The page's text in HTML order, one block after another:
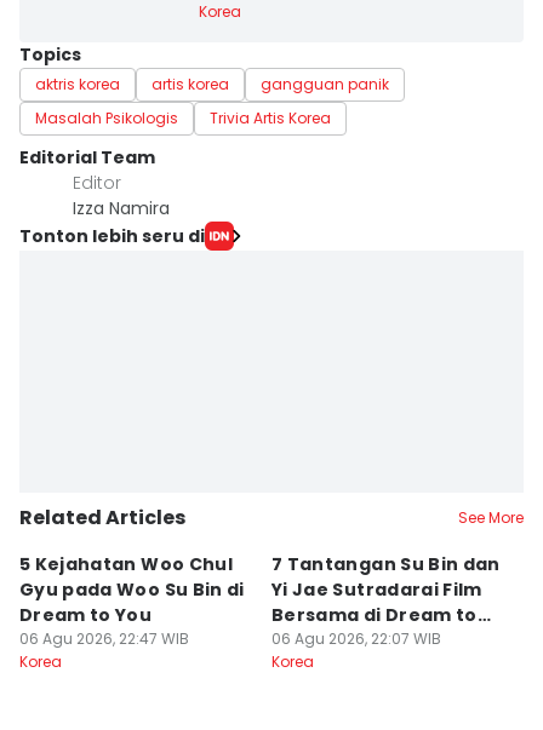
Korea
Topics
aktris korea artis korea
gangguan panik
Masalah Psikologis
Trivia Artis Korea
Editorial Team
Editor
Izza Namira
Tonton lebih seru di
Related Articles See More
5 Kejahatan Woo Chul
Gyu pada Woo Su Bin di
Dream to You
06 Agu 2026, 22:47 WIB
Korea
7 Tantangan Su Bin dan
Yi Jae Sutradarai Film
Bersama di Dream to
You
06 Agu 2026, 22:07 WIB
Korea